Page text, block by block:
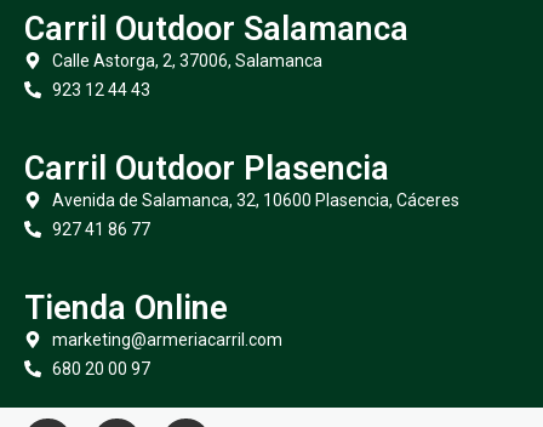
Carril Outdoor Salamanca
Calle Astorga, 2, 37006, Salamanca
923 12 44 43
Carril Outdoor Plasencia
Avenida de Salamanca, 32, 10600 Plasencia, Cáceres
927 41 86 77
Tienda Online
marketing@armeriacarril.com
680 20 00 97